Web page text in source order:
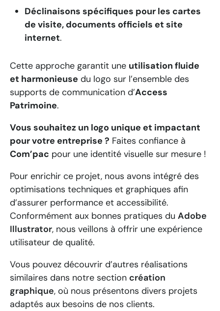
Déclinaisons spécifiques pour les cartes
de visite, documents officiels et site
internet.
Cette approche garantit une utilisation fluide
et harmonieuse du logo sur l’ensemble des
supports de communication d’Access
Patrimoine.
Vous souhaitez un logo unique et impactant
pour votre entreprise ? Faites confiance à
Com’pac pour une identité visuelle sur mesure !
Pour enrichir ce projet, nous avons intégré des
optimisations techniques et graphiques afin
d’assurer performance et accessibilité.
Conformément aux bonnes pratiques du Adobe
Illustrator, nous veillons à offrir une expérience
utilisateur de qualité.
Vous pouvez découvrir d’autres réalisations
similaires dans notre section création
graphique, où nous présentons divers projets
adaptés aux besoins de nos clients.